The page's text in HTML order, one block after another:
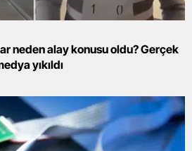
neden alay konusu oldu? Gerçek
yıkıldı